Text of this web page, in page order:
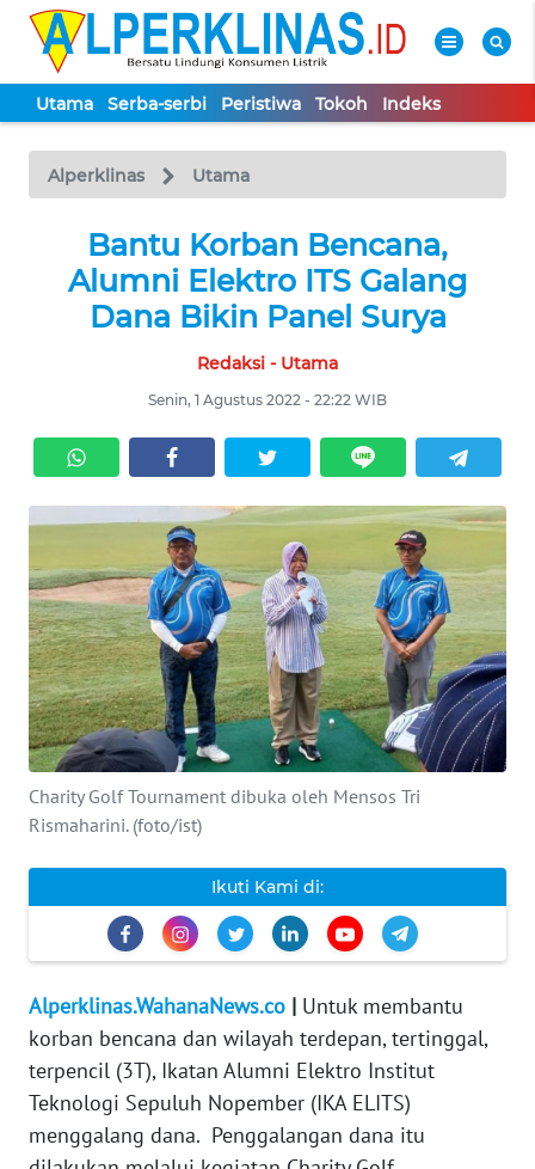
Utama Serba-serbi Peristiwa Tokoh Indeks
Alperklinas Utama
Bantu Korban Bencana,
Alumni Elektro ITS Galang
Dana Bikin Panel Surya
Redaksi - Utama
Senin, 1 Agustus 2022 - 22:22 WIB
Charity Golf Tournament dibuka oleh Mensos Tri
Rismaharini. (foto/ist)
Ikuti Kami di:
Alperklinas.WahanaNews.co | Untuk membantu
korban bencana dan wilayah terdepan, tertinggal,
terpencil (3T), Ikatan Alumni Elektro Institut
Teknologi Sepuluh Nopember (IKA ELITS)
menggalang dana. Penggalangan dana itu
TV
Tutup
UTAMA
SERBA-
TOKOH
Informasi
INDEKS
BERITA
KONTAK
KAMI
INFO
IKLAN
KAMI
PEDOMAN
MEDIA
REDAKSI
KARIR